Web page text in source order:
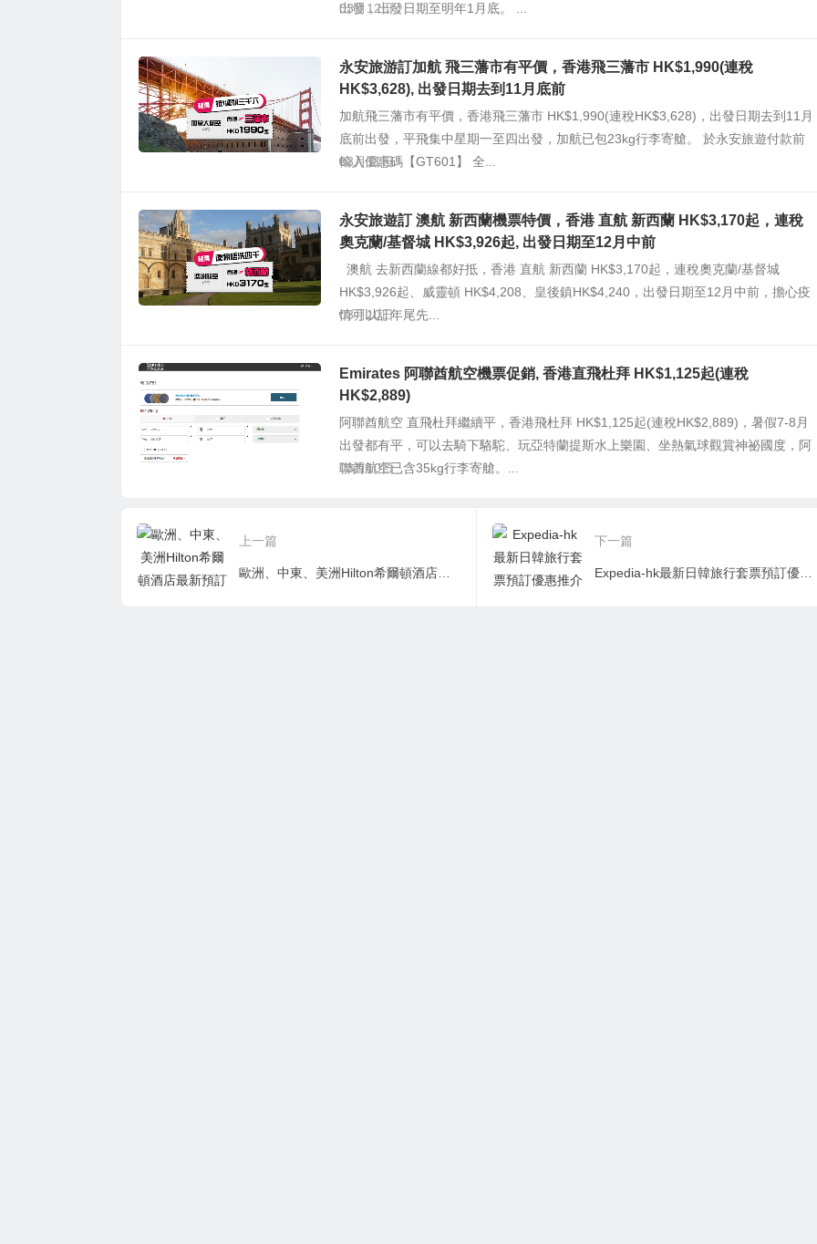
出發，出發日期至明年1月底。 ...
03月12日
永安旅游訂加航 飛三藩市有平價，香港飛三藩市 HK$1,990(連稅
HK$3,628), 出發日期去到11月底前
加航飛三藩市有平價，香港飛三藩市 HK$1,990(連稅HK$3,628)，出發日期去到11月
底前出發，平飛集中星期一至四出發，加航已包23kg行李寄艙。 於永安旅遊付款前
輸入優惠碼【GT601】 全...
03月11日
永安旅遊訂 澳航 新西蘭機票特價，香港 直航 新西蘭 HK$3,170起，連稅
奧克蘭/基督城 HK$3,926起, 出發日期至12月中前
澳航 去新西蘭線都好抵，香港 直航 新西蘭 HK$3,170起，連稅奧克蘭/基督城
HK$3,926起、威靈頓 HK$4,208、皇後鎮HK$4,240，出發日期至12月中前，擔心疫
情可以訂年尾先...
03月10日
Emirates 阿聯酋航空機票促銷, 香港直飛杜拜 HK$1,125起(連稅
HK$2,889)
阿聯酋航空 直飛杜拜繼續平，香港飛杜拜 HK$1,125起(連稅HK$2,889)，暑假7-8月
出發都有平，可以去騎下駱駝、玩亞特蘭提斯水上樂園、坐熱氣球觀賞神祕國度，阿
聯酋航空已含35kg行李寄艙。...
03月10日
上一篇 下一篇
Expedia-hk最新日韓旅行套票預訂優惠推介